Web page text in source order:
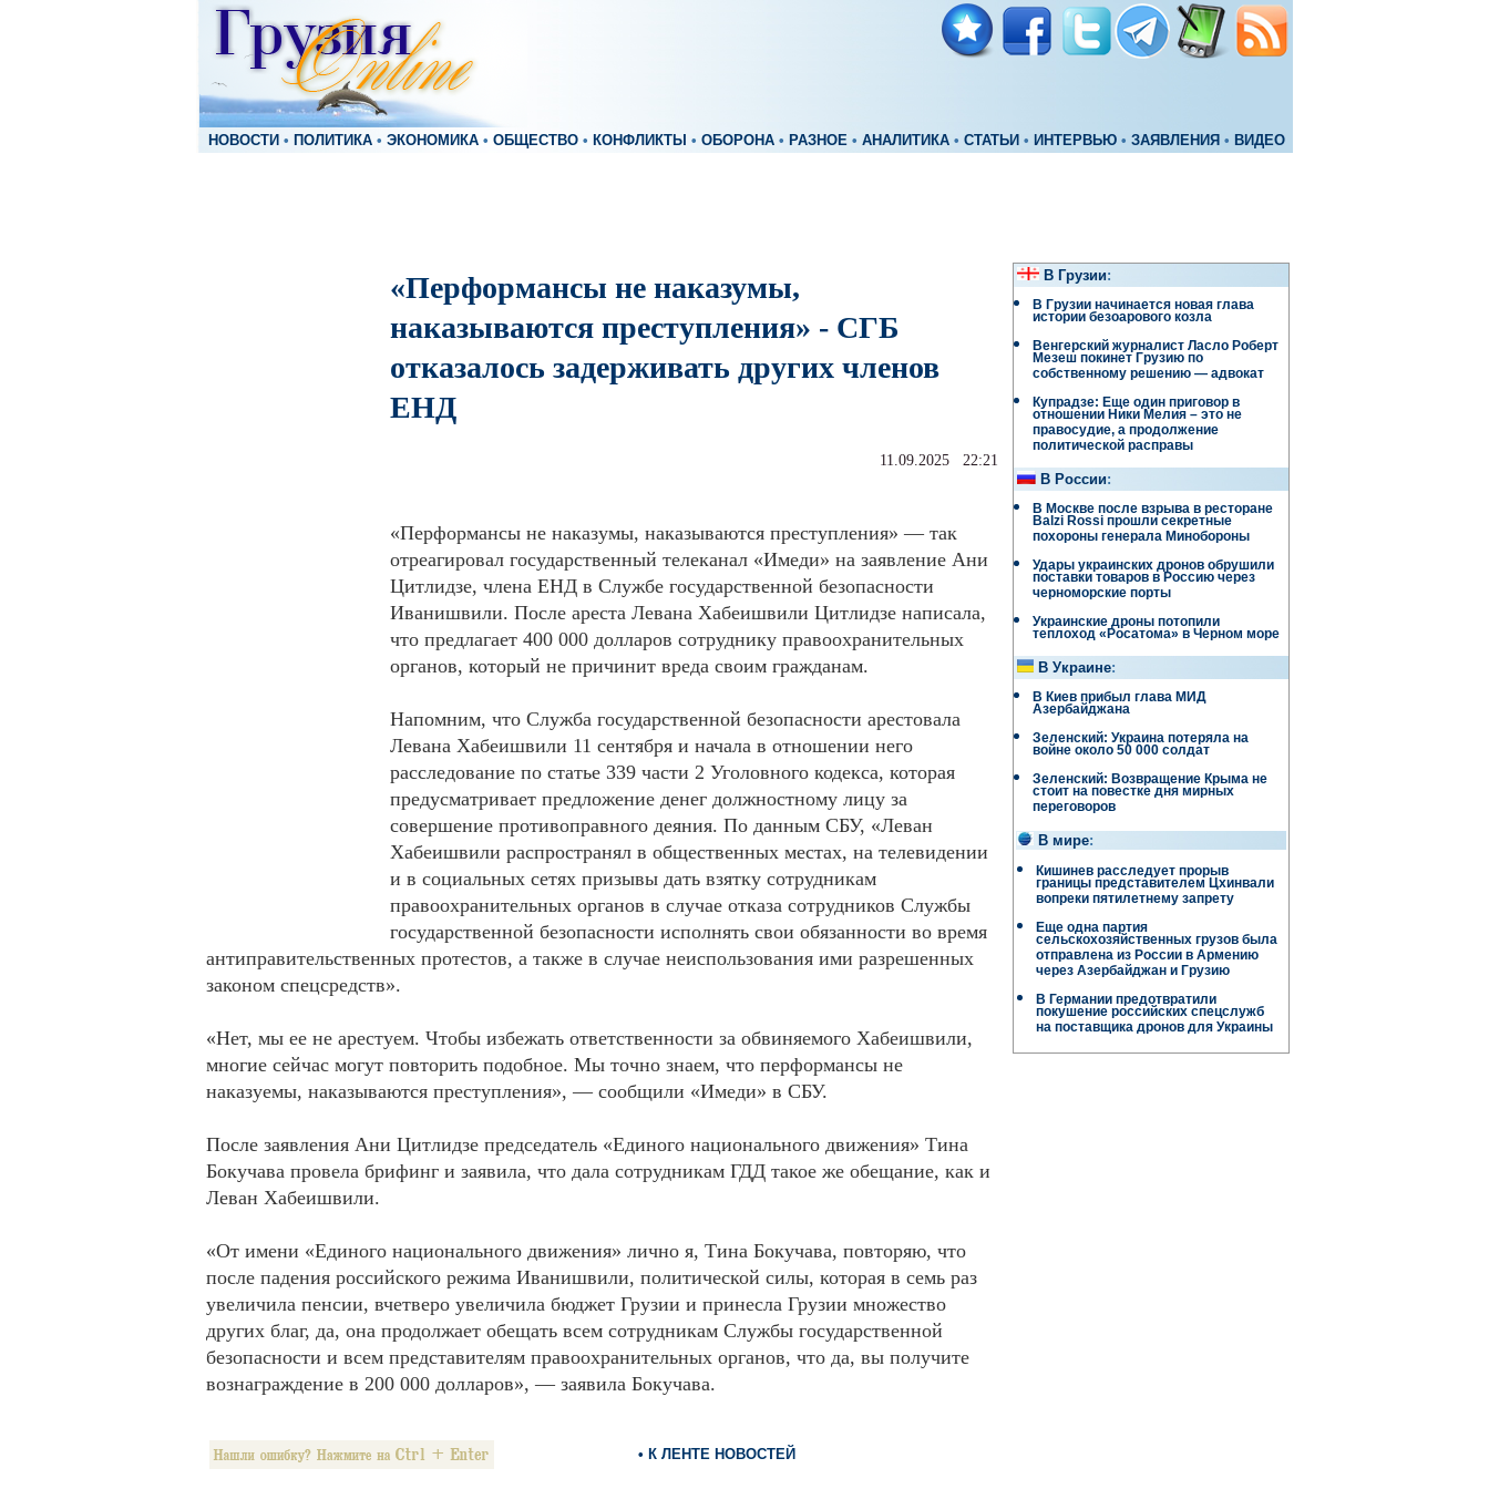
НОВОСТИ • ПОЛИТИКА • ЭКОНОМИКА • ОБЩЕСТВО • КОНФЛИКТЫ • ОБОРОНА • РАЗНОЕ • АНАЛИТИКА • СТАТЬИ • ИНТЕРВЬЮ • ЗАЯВЛЕНИЯ • ВИДЕО
«Перформансы не наказумы,
наказываются преступления» - СГБ
отказалось задерживать других членов
ЕНД
11.09.2025 22:21
«Перформансы не наказумы, наказываются преступления» — так
отреагировал государственный телеканал «Имеди» на заявление Ани
Цитлидзе, члена ЕНД в Службе государственной безопасности
Иванишвили. После ареста Левана Хабеишвили Цитлидзе написала,
что предлагает 400 000 долларов сотруднику правоохранительных
органов, который не причинит вреда своим гражданам.
Напомним, что Служба государственной безопасности арестовала
Левана Хабеишвили 11 сентября и начала в отношении него
расследование по статье 339 части 2 Уголовного кодекса, которая
предусматривает предложение денег должностному лицу за
совершение противоправного деяния. По данным СБУ, «Леван
Хабеишвили распространял в общественных местах, на телевидении
и в социальных сетях призывы дать взятку сотрудникам
правоохранительных органов в случае отказа сотрудников Службы
государственной безопасности исполнять свои обязанности во время
антиправительственных протестов, а также в случае неиспользования ими разрешенных
законом спецсредств».
«Нет, мы ее не арестуем. Чтобы избежать ответственности за обвиняемого Хабеишвили,
многие сейчас могут повторить подобное. Мы точно знаем, что перформансы не
наказуемы, наказываются преступления», — сообщили «Имеди» в СБУ.
После заявления Ани Цитлидзе председатель «Единого национального движения» Тина
Бокучава провела брифинг и заявила, что дала сотрудникам ГДД такое же обещание, как и
Леван Хабеишвили.
«От имени «Единого национального движения» лично я, Тина Бокучава, повторяю, что
после падения российского режима Иванишвили, политической силы, которая в семь раз
увеличила пенсии, вчетверо увеличила бюджет Грузии и принесла Грузии множество
других благ, да, она продолжает обещать всем сотрудникам Службы государственной
безопасности и всем представителям правоохранительных органов, что да, вы получите
вознаграждение в 200 000 долларов», — заявила Бокучава.
• К ЛЕНТЕ НОВОСТЕЙ
В Грузии:
В Грузии начинается новая глава
истории безоарового козла
Венгерский журналист Ласло Роберт
Мезеш покинет Грузию по
собственному решению — адвокат
Купрадзе: Еще один приговор в
отношении Ники Мелия – это не
правосудие, а продолжение
политической расправы
В России:
В Москве после взрыва в ресторане
Balzi Rossi прошли секретные
похороны генерала Минобороны
Удары украинских дронов обрушили
поставки товаров в Россию через
черноморские порты
Украинские дроны потопили
теплоход «Росатома» в Черном море
В Украине:
В Киев прибыл глава МИД
Азербайджана
Зеленский: Украина потеряла на
войне около 50 000 солдат
Зеленский: Возвращение Крыма не
стоит на повестке дня мирных
переговоров
В мире:
Кишинев расследует прорыв
границы представителем Цхинвали
вопреки пятилетнему запрету
Еще одна партия
сельскохозяйственных грузов была
отправлена ​​из России в Армению
через Азербайджан и Грузию
В Германии предотвратили
покушение российских спецслужб
на поставщика дронов для Украины